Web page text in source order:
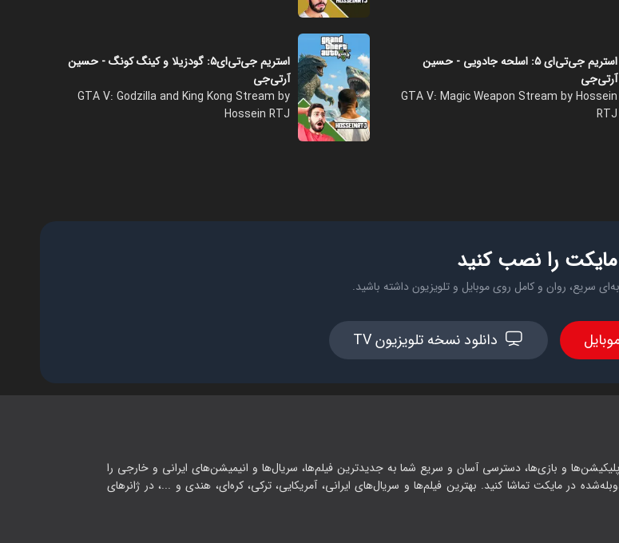
استریم جی‌تی‌ای ۵: اسلحه جادویی - حسین
آرتی‌جی
GTA V: Magic Weapon Stream by Hossein
RTJ
استریم جی‌تی‌ای۵: گودزیلا و کینگ کونگ - حسین
آرتی‌جی
GTA V: Godzilla and King Kong Stream by
Hossein RTJ
مایکت را نصب کنید
سریع، روان و کامل روی موبایل و تلویزیون داشته باشید.
دانلود نسخه تلویزیون TV
و بازی‌ها، دسترسی آسان و سریع شما به جدیدترین فیلم‌ها، سریال‌ها و انیمیشن‌های ایرانی و خارجی را
در مایکت تماشا کنید. بهترین فیلم‌ها و سریال‌های ایرانی، آمریکایی، ترکی، کره‌ای، هندی و ...، در ژانرهای